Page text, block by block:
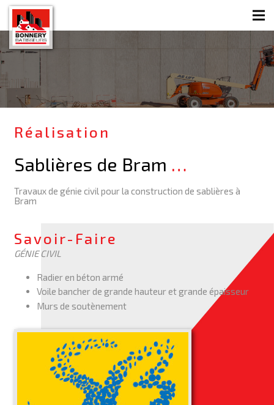
Réalisation
Sablières de Bram …
Travaux de génie civil pour la construction de sablières à
Bram
Savoir-Faire
GÉNIE CIVIL
Radier en béton armé
Voile bancher de grande hauteur et grande épaisseur
Murs de soutènement